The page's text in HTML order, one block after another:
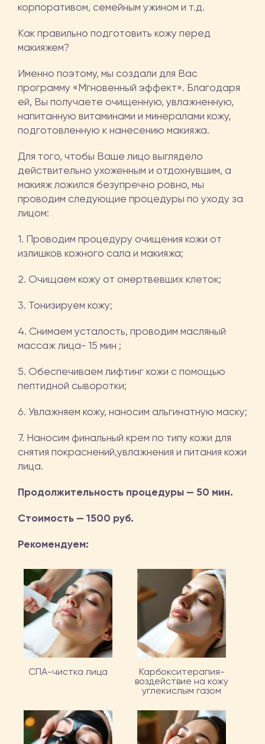
корпоративом, семейным ужином и т.д.
Как правильно подготовить кожу перед
макияжем?
Именно поэтому, мы создали для Вас
программу «Мгновенный эффект». Благодаря
ей, Вы получаете очищенную, увлажненную,
напитанную витаминами и минералами кожу,
подготовленную к нанесению макияжа.
Для того, чтобы Ваше лицо выглядело
действительно ухоженным и отдохнувшим, а
макияж ложился безупречно ровно, мы
проводим следующие процедуры по уходу за
лицом:
1. Проводим процедуру очищения кожи от
излишков кожного сала и макияжа;
2. Очищаем кожу от омертвевших клеток;
3. Тонизируем кожу;
4. Снимаем усталость, проводим масляный
массаж лица- 15 мин ;
5. Обеспечиваем лифтинг кожи с помощью
пептидной сыворотки;
6. Увлажняем кожу, наносим альгинатную маску;
7. Наносим финальный крем по типу кожи для
снятия покраснений,увлажнения и питания кожи
лица.
Продолжительность процедуры — 50 мин.
Стоимость — 1500 руб.
Рекомендуем:
СПА-чистка лица
Карбокситерапия-
воздействие на кожу
углекислым газом